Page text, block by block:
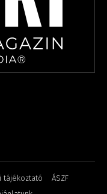
tájékoztató
ÁSZF